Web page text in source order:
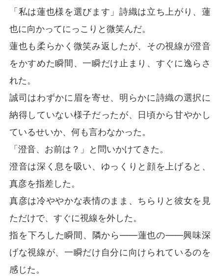
「私は蓮也様を選びます」詩織は立ち上がり、蓮
也に向かってにっこりと微笑んだ。
蓮也も柔らかく微笑み返したが、その視線が澄音
をかすめた瞬間、一瞬だけ止まり、すぐに逸らさ
れた。
誠司はわずかに眉を寄せ、明らかに詩織の選択に
納得していない様子だったが、日頃から甘やかし
ているせいか、何も言わなかった。
「澄音、お前は？」と問いかけてきた。
澄音は深く息を吸い、ゆっくりと顔を上げると、
真彦を指差した。
真彦は冷ややかな表情のまま、ちらりと彼女を見
ただけで、すぐに視線を外した。
指を下ろした瞬間、隣から――蓮也の――興味深
げな視線が、一瞬だけ自分に向けられているのを
感じた。